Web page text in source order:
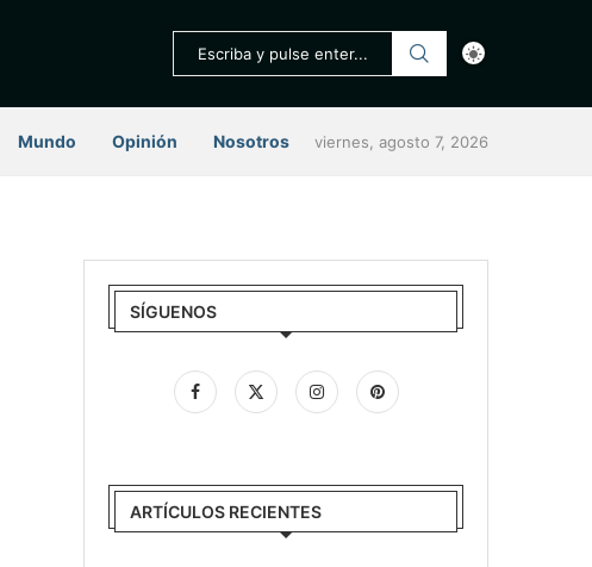
Mundo Opinión Nosotros viernes, agosto 7, 2026
SÍGUENOS
ARTÍCULOS RECIENTES